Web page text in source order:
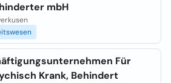
mbH
Für
Krank, Behindert